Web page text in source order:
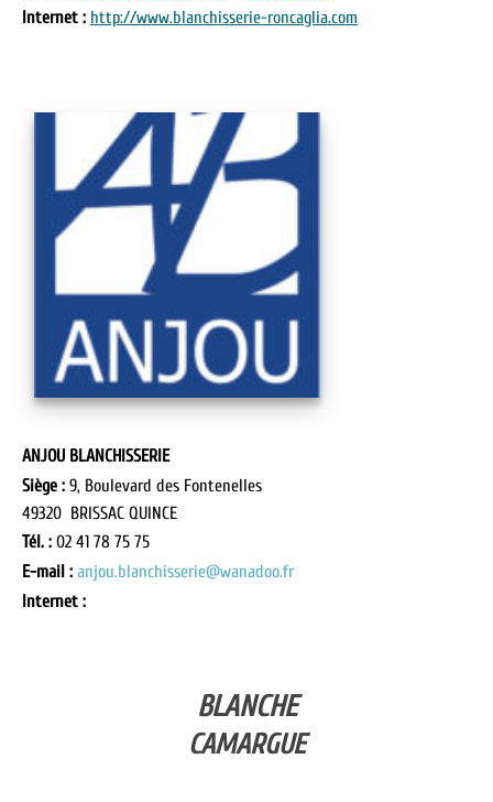
Internet : http://www.blanchisserie-roncaglia.com
ANJOU BLANCHISSERIE
Siège : 9, Boulevard des Fontenelles
49320 BRISSAC QUINCE
Tél. : 02 41 78 75 75
E-mail : anjou.blanchisserie@wanadoo.fr
Internet :
BLANCHE
CAMARGUE